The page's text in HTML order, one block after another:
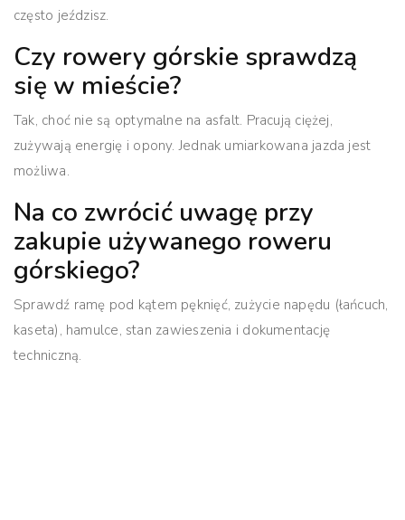
często jeździsz.
Czy rowery górskie sprawdzą
się w mieście?
Tak, choć nie są optymalne na asfalt. Pracują ciężej,
zużywają energię i opony. Jednak umiarkowana jazda jest
możliwa.
Na co zwrócić uwagę przy
zakupie używanego roweru
górskiego?
Sprawdź ramę pod kątem pęknięć, zużycie napędu (łańcuch,
kaseta), hamulce, stan zawieszenia i dokumentację
techniczną.